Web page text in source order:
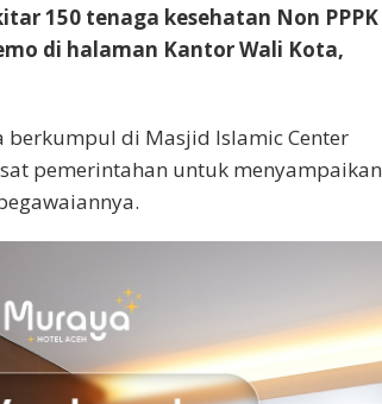
150 tenaga kesehatan Non PPPK
di halaman Kantor Wali Kota,
berkumpul di Masjid Islamic Center
pemerintahan untuk menyampaikan